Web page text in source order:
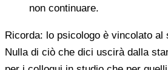
non continuare.
Ricorda: lo psicologo è vincolato al
Nulla di ciò che dici uscirà dalla